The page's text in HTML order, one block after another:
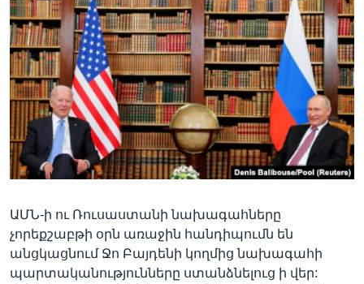
«ԱՄԵՐԻԿԱՅԻ ՁԱՅՆ»-Ի ԿԱՆՈՆԱԴՐՈՒԹՅՈՒՆ
ԿԱՊ ՄԵԶ ՀԵՏ
Learning English
ՀԵՏԵՒԵՔ ՄԵԶ
Լեզուներ
ԱՄՆ-ի ու Ռուսաստանի նախագահները
չորեքշաբթի օրն առաջին հանդիպումն են
անցկացնում Ջո Բայդենի կողմից նախագահի
պարտականությունները ստանձնելուց ի վեր: